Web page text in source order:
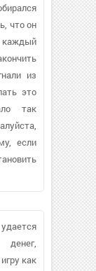
что он
каждый
из
это
так
если
как